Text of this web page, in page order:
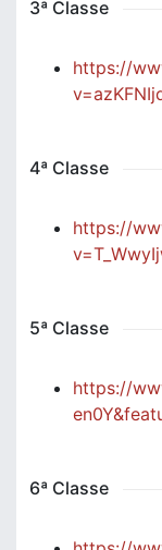
3ª Classe
https://
4ª Classe
https://
5ª Classe
https://
6ª Classe